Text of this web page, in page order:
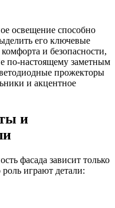
освещение способно
его ключевые
и безопасности,
по-настоящему заметным
прожекторы
и акцентное
и
фасада зависит только
играют детали: